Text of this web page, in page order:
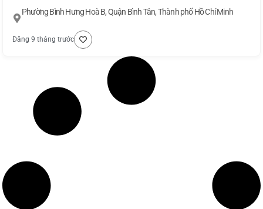
Phường Bình Hưng Hoà B, Quận Bình Tân, Thành phố Hồ Chí Minh
Đăng 9 tháng trước